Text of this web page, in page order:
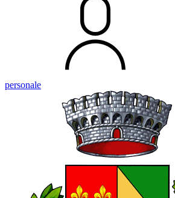
personale